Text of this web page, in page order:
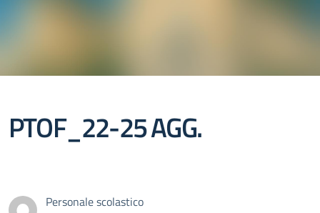
PTOF_22-25 AGG.
Personale scolastico